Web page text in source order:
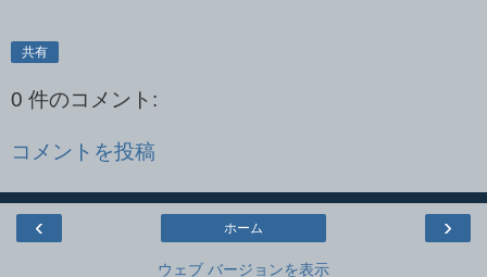
共有
0 件のコメント:
コメントを投稿
‹ ›
ホーム
ウェブ バージョンを表示